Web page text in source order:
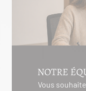
06.75.81.17.48
NOTRE
Vous